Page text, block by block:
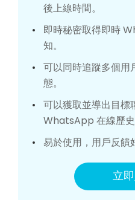
後上線時間。
即時秘密取得即時
知。
可以同時追蹤多個
態。
可以獲取並導出目標
WhatsApp 在線歷史
易於使用，用戶反饋
立